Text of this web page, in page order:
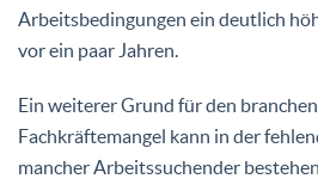
Arbeitsbedingungen ein deutlich
vor ein paar Jahren.
Ein weiterer Grund für den
Fachkräftemangel kann in der
mancher Arbeitssuchender